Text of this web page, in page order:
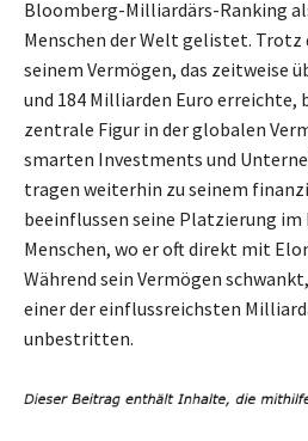
Bloomberg-Milliardärs-Ranking
Menschen der Welt gelistet. Trotz
seinem Vermögen, das zeitweise
und 184 Milliarden Euro erreichte,
zentrale Figur in der globalen
smarten Investments und
tragen weiterhin zu seinem
beeinflussen seine Platzierung im
Menschen, wo er oft direkt mit
Während sein Vermögen
einer der einflussreichsten
unbestritten.